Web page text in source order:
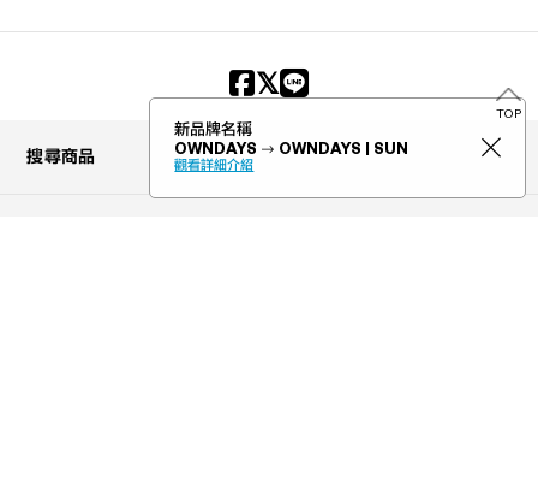
新品牌名稱
OWNDAYS OWNDAYS | SUN
觀看詳細介紹
TOP
搜尋商品